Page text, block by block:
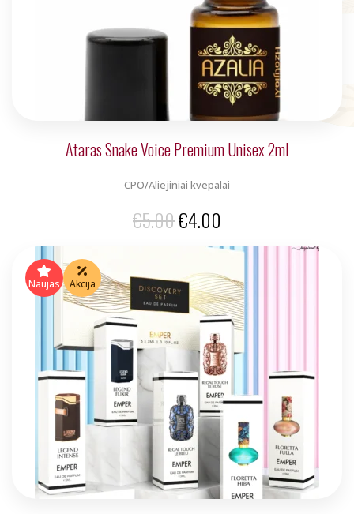
Ataras Snake Voice Premium Unisex 2ml
CPO/Aliejiniai kvepalai
€5.00Original
price
was:
€5.00.
€4.00
price
is:
€4.00.
Naujas Akcija